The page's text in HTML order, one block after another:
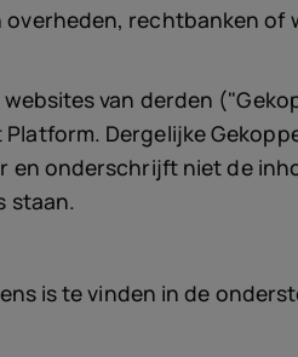
overheden, rechtbanken
van derden
Dergelijke
onderschrijft niet de
staan.
is te vinden in de